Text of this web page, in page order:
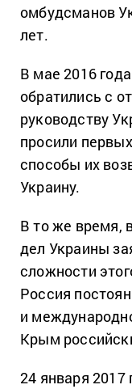
омбудсманов
лет.
В мае 2016
обратились с
руководству
просили
способы их
Украину.
В то же время,
дел Украины
сложности
Россия
и
Крым
24 января